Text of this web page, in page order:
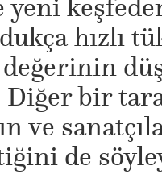
yeni
hızlı
bir
ve
de